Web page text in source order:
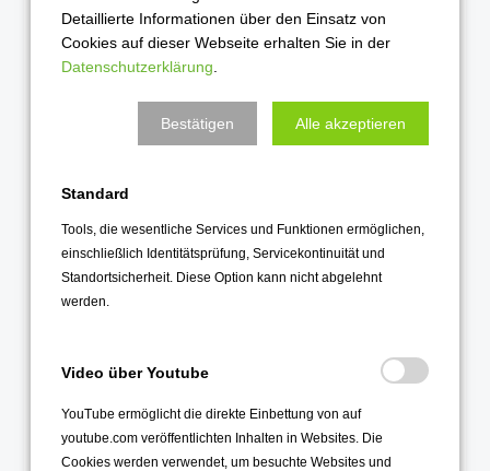
August 2026
Juli 2026
Juni 2026
Mai 2026
März 2026
Januar 2026
Detaillierte Informationen über den Einsatz von
Cookies auf dieser Webseite erhalten Sie in der
Datenschutzerklärung
Bestätigen Alle akzeptieren
Standard
Tools, die wesentliche Services und Funktionen ermöglichen,
einschließlich Identitätsprüfung, Servicekontinuität und
Standortsicherheit. Diese Option kann nicht abgelehnt
werden.
Video über Youtube
YouTube ermöglicht die direkte Einbettung von auf
youtube.com veröffentlichten Inhalten in Websites. Die
Cookies werden verwendet, um besuchte Websites und